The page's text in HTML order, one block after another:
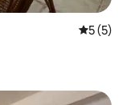
5 (5)